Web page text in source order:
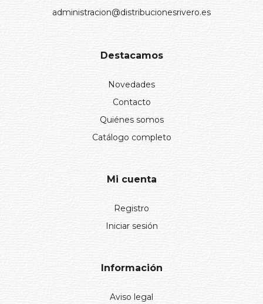
administracion@distribucionesrivero.es
Destacamos
Novedades
Contacto
Quiénes somos
Catálogo completo
Mi cuenta
Registro
Iniciar sesión
Información
Aviso legal